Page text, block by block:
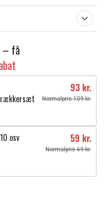
– få
93 kr.
Normalpris 109 kr.
osv 59 kr.
Normalpris 69 kr.